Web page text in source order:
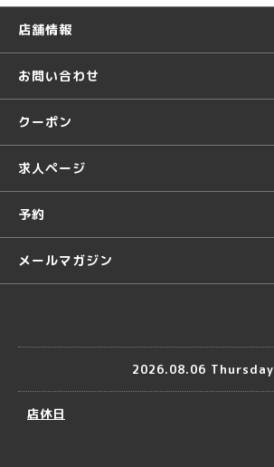
店舗情報
お問い合わせ
クーポン
求人ページ
予約
メールマガジン
2026.08.06 Thursday
店休日